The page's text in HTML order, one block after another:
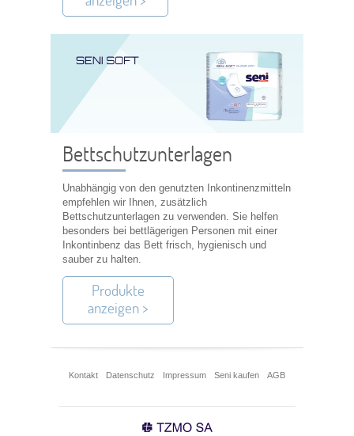
Bettschutzunterlagen
Unabhängig von den genutzten Inkontinenzmitteln
empfehlen wir Ihnen, zusätzlich
Bettschutzunterlagen zu verwenden. Sie helfen
besonders bei bettlägerigen Personen mit einer
Inkontinbenz das Bett frisch, hygienisch und
sauber zu halten.
Produkte
anzeigen >
Kontakt Datenschutz Impressum Seni kaufen AGB